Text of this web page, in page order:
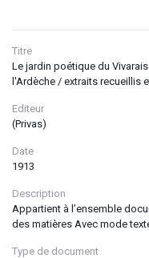
Titre
Le jardin poétique du
l'Ardèche / extraits recueillis
Editeur
(Privas)
Date
1913
Description
Appartient à l’ensemble
des matières Avec mode
Type de document